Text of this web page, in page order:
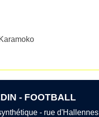
- FOOTBALL
- rue d'Hallennes